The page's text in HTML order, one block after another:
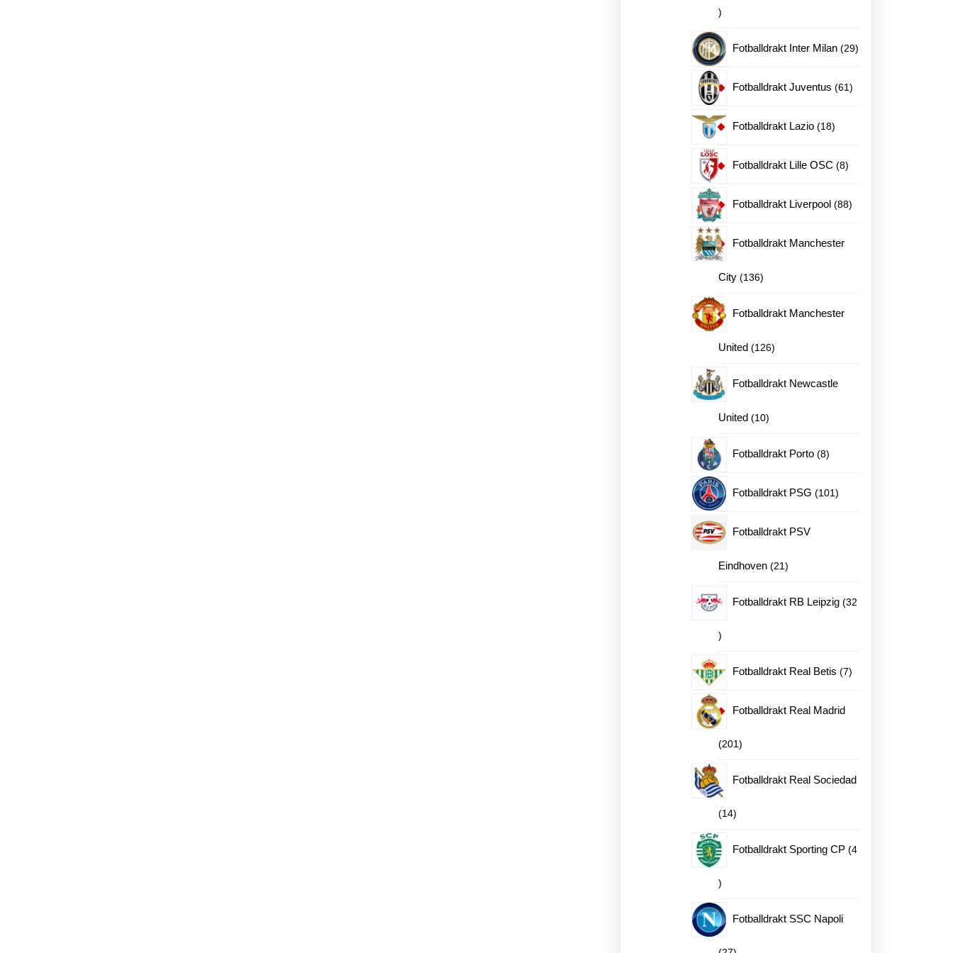
20
produkter
Fotballdrakt Inter Milan 2929
Fotballdrakt Juventus 6161
Fotballdrakt Lazio 1818
Fotballdrakt Lille OSC 88
Fotballdrakt Liverpool 8888
Fotballdrakt Manchester
City 136136
Fotballdrakt Manchester
United 126126
Fotballdrakt Newcastle
United 1010
Fotballdrakt Porto 88
Fotballdrakt PSG 101101
Fotballdrakt PSV
Eindhoven 2121
Fotballdrakt RB Leipzig 32
32
produkter
Fotballdrakt Real Betis 77
Fotballdrakt Real Madrid
201201
produkter
Fotballdrakt Real Sociedad
1414
produkter
Fotballdrakt Sporting CP 4
4
produkter
Fotballdrakt SSC Napoli